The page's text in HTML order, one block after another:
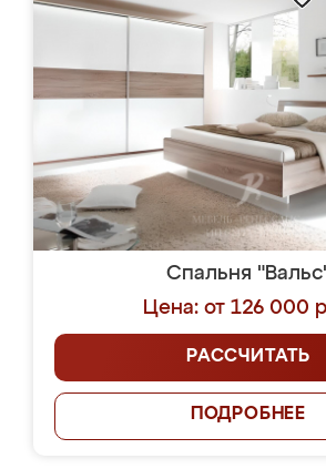
Спальня
Цена: от 126 000
РАССЧИТАТЬ
ПОДРОБНЕЕ